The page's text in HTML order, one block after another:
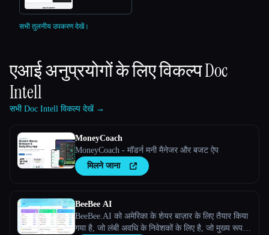
सभी तुलनीय उपकरण देखें।
एआई अनुप्रयोगों के लिए विकल्पDoc
Intell
सभी Doc Intell विकल्प देखें →
MoneyCoach
MoneyCoach - मॉडर्न मनी मैनेजर और बजट ऐप
मिलने जाना
BeeBee AI
BeeBee.AI को अमेरिका के शेयर बाज़ार के लिए तैयार किया
गया है, जो लंबी अवधि के निवेशकों के लिए है, जो मुख्य रूप से